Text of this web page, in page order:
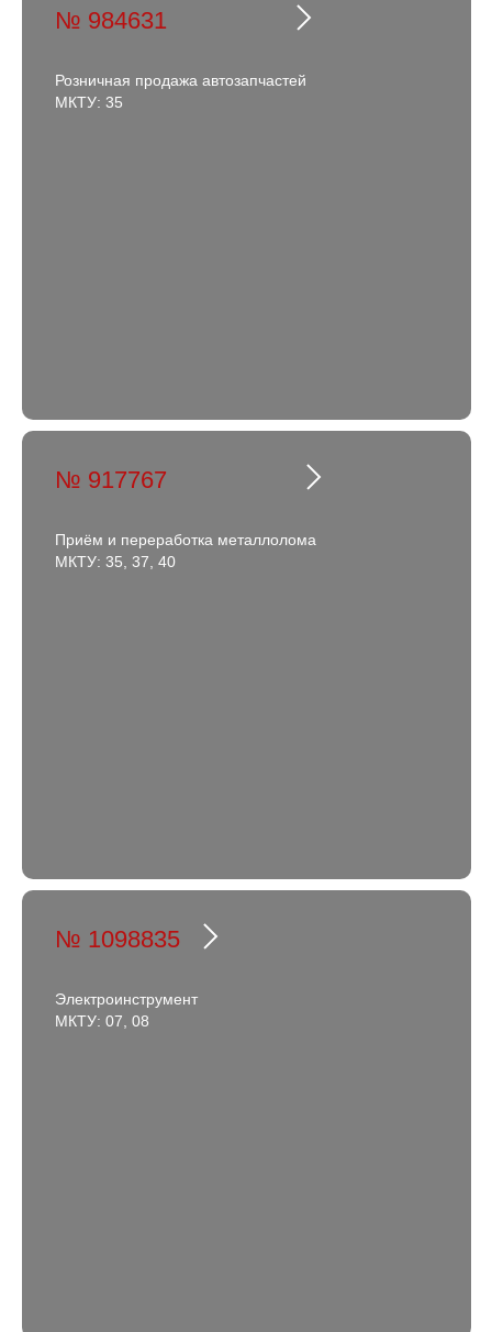
№ 984631
Розничная продажа автозапчастей
МКТУ: 35
№ 917767
Приём и переработка металлолома
МКТУ: 35, 37, 40
№ 1098835
Электроинструмент
МКТУ: 07, 08